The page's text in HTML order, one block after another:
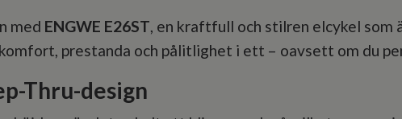
med ENGWE E26ST, en kraftfull och stilren elcykel som
prestanda och pålitlighet i ett – oavsett om du
Thru-design